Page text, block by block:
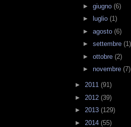
► giugno (6)
►
luglio (1)
► agosto (6)
► settembre (1)
► ottobre (2)
► novembre (7)
► 2011 (91)
► 2012 (39)
► 2013 (129)
► 2014 (55)